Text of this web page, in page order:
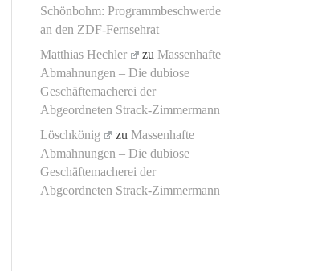
Schönbohm: Programmbeschwerde
an den ZDF-Fernsehrat
Matthias Hechler
zu Massenhafte
Abmahnungen – Die dubiose
Geschäftemacherei der
Abgeordneten Strack-Zimmermann
Löschkönig
zu Massenhafte
Abmahnungen – Die dubiose
Geschäftemacherei der
Abgeordneten Strack-Zimmermann